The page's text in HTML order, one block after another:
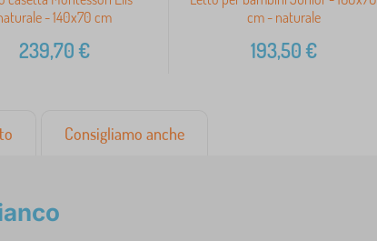
- 140x70 cm
239,70€
cm - naturale
193,50€
Consigliamo anche